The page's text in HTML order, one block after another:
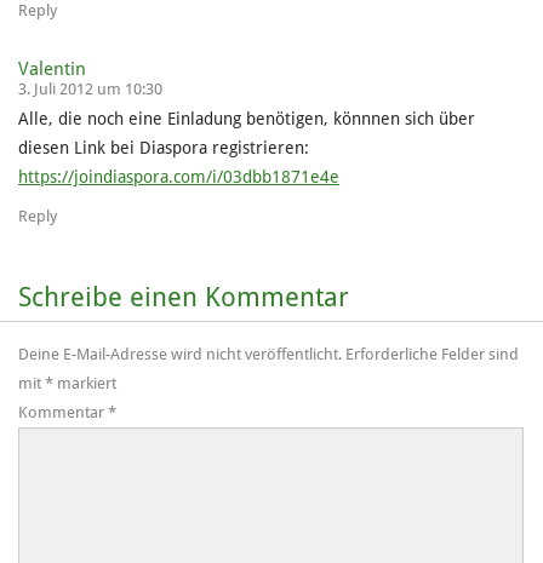
Reply
Valentin
3. Juli 2012 um 10:30
Alle, die noch eine Einladung benötigen, könnnen sich über
diesen Link bei Diaspora registrieren:
https://joindiaspora.com/i/03dbb1871e4e
Reply
Schreibe einen Kommentar
Deine E-Mail-Adresse wird nicht veröffentlicht. Erforderliche Felder sind
mit * markiert
Kommentar *